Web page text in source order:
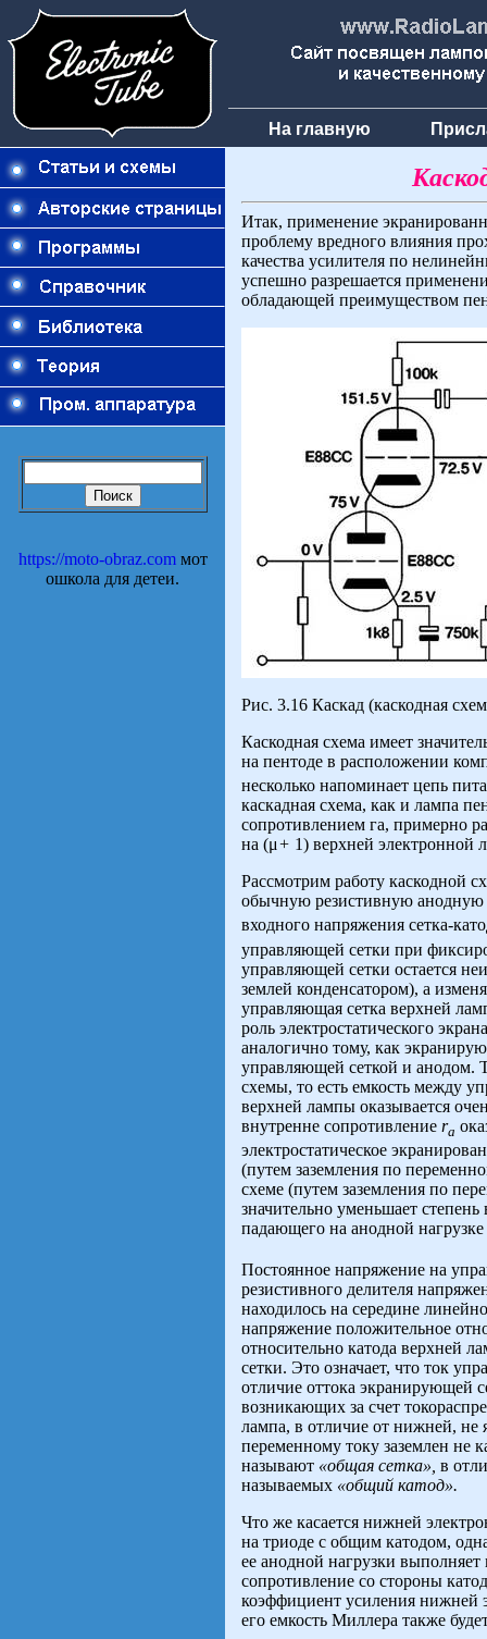
На главную
https://moto-obraz.comмот
ошкола для детеи.
Итак, применение
проблему вредного влияния
качества усилителя по
успешно разрешается
обладающей преимуществом
Рис. 3.16 Каскад (каскодная
Каскодная схема имеет
на пентоде в расположении
несколько напоминает цепь
каскадная схема, как и лампа
сопротивлением га, примерно
на (μ+ 1) верхней электронной
Рассмотрим работу каскодной
обычную резистивную анодную
входного напряжения сетка-
управляющей сетки при
управляющей сетки остается
землей конденсатором), а
управляющая сетка верхней
роль электростатического
аналогично тому, как
управляющей сеткой и анодом.
схемы, то есть емкость между
верхней лампы оказывается
внутренне сопротивление rа
электростатическое
(путем заземления по
схеме (путем заземления по
значительно уменьшает
падающего на анодной нагрузке
Постоянное напряжение на
резистивного делителя
находилось на середине
напряжение положительное
относительно катода верхней
сетки. Это означает, что ток
отличие оттока экранирующей
возникающих за счет
лампа, в отличие от нижней, не
переменному току заземлен не
называют «общая сетка», в
называемых «общий катод».
Что же касается нижней
на триоде с общим катодом,
ее анодной нагрузки
сопротивление со стороны
коэффициент усиления нижней
его емкость Миллера также